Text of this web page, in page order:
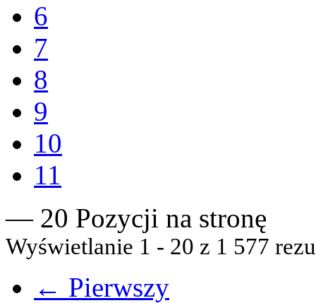
6
7
8
9
10
11
— 20 Pozycji na stronę
Wyświetlanie 1 - 20 z 1 577
← Pierwszy